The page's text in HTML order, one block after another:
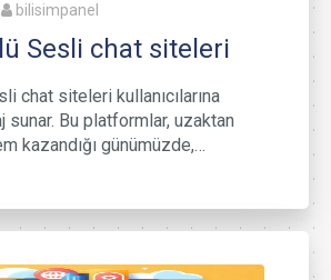
bilisimpanel
Sesli chat siteleri
chat siteleri kullanıcılarına
sunar. Bu platformlar, uzaktan
kazandığı günümüzde,…